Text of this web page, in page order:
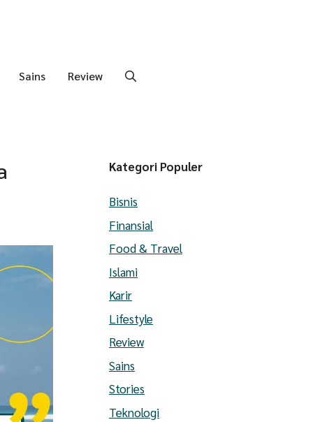
Sains Review
Kategori Populer
Bisnis
Finansial
Food & Travel
Islami
Karir
Lifestyle
Review
Sains
Stories
Teknologi